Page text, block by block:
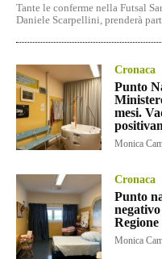
Tante le conferme nella Futsal
Daniele Scarpellini, prenderà
Cronaca
Punto
mesi.
Monica
Cronaca
Punto
Monica